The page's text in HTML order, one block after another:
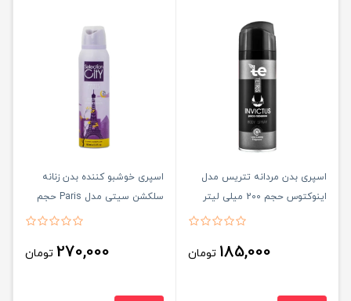
اسپری بدن مردانه تتریس مدل
اینوکتوس حجم 200 میلی لیتر
185,000 تومان
اسپری خوشبو کننده بدن زنانه
سلکشن سیتی مدل Paris حجم
270,000 تومان